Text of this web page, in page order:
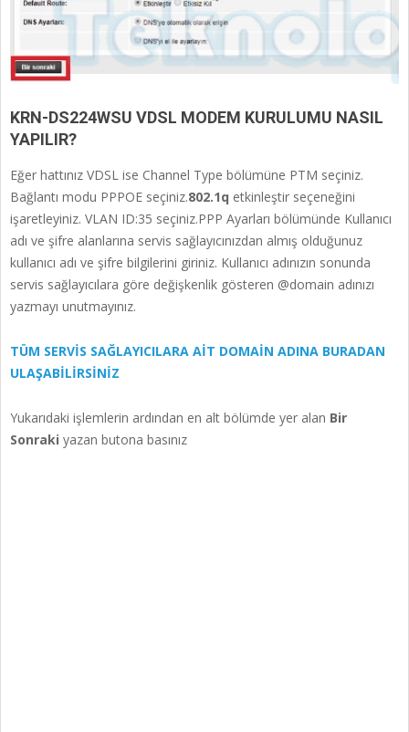
KRN-DS224WSU VDSL MODEM KURULUMU NASIL
YAPILIR?
Eğer hattınız VDSL ise Channel Type bölümüne PTM seçiniz.
Bağlantı modu PPPOE seçiniz.802.1q etkinleştir seçeneğini
işaretleyiniz. VLAN ID:35 seçiniz.PPP Ayarları bölümünde Kullanıcı
adı ve şifre alanlarına servis sağlayıcınızdan almış olduğunuz
kullanıcı adı ve şifre bilgilerini giriniz. Kullanıcı adınızın sonunda
servis sağlayıcılara göre değişkenlik gösteren @domain adınızı
yazmayı unutmayınız.
TÜM SERVİS SAĞLAYICILARA AİT DOMAİN ADINA BURADAN
ULAŞABİLİRSİNİZ
Yukarıdaki işlemlerin ardından en alt bölümde yer alan Bir
Sonraki yazan butona basınız